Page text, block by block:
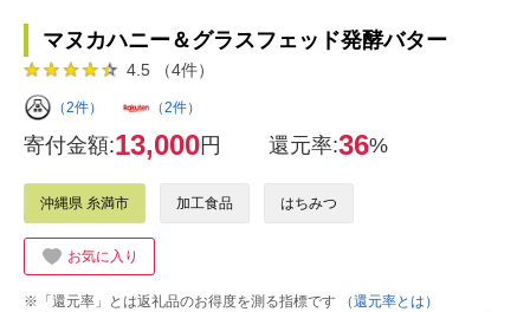
マヌカハニー＆グラスフェッド発酵バター
4.5 （4件）
（2件） （2件）
寄付金額:13,000円 還元率:36%
沖縄県 糸満市 加工食品 はちみつ
お気に入り
※「還元率」とは返礼品のお得度を測る指標です
（還元率とは）